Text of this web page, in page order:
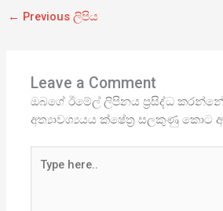
← Previous ලිපිය
Leave a Comment
ඔබගේ ඊමේල් ලිපිනය ප්‍රසිද්ධ
අත්‍යාවශ්‍යයය ක්ෂේත්‍ර සලකුණු කොට
here..